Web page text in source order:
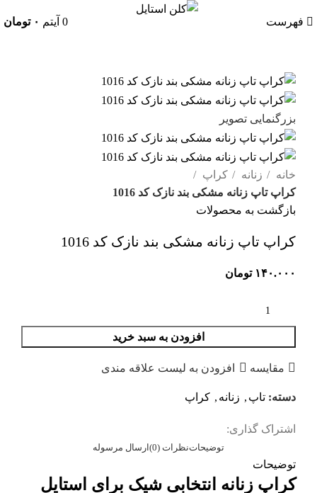
فهرست 0 آیتم ۰ تومان
بزرگنمایی تصویر
خانه زنانه
کراپ
کراپ تاپ زنانه مشکی بند نازک کد 1016
بازگشت به محصولات
کراپ تاپ زنانه مشکی بند نازک کد 1016
۱۴۰.۰۰۰ تومان
افزودن به سبد خرید
مقایسه افزودن به لیست علاقه مندی
دسته: تاپ , زنانه , کراپ
اشتراک گذاری:
توضیحاتنظرات (0) ارسال مرسوله
توضیحات
کراپ زنانه انتخابی شیک برای استایل